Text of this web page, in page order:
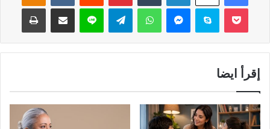
سكايب واتساب لاين
إقرأ ايضا